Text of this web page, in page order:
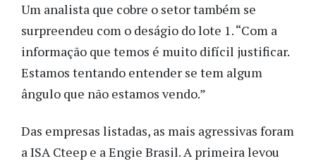
Um analista que cobre o setor também se
surpreendeu com o deságio do lote 1. “Com a
informação que temos é muito difícil justificar.
Estamos tentando entender se tem algum
ângulo que não estamos vendo.”
Das empresas listadas, as mais agressivas foram
a ISA Cteep e a Engie Brasil. A primeira levou